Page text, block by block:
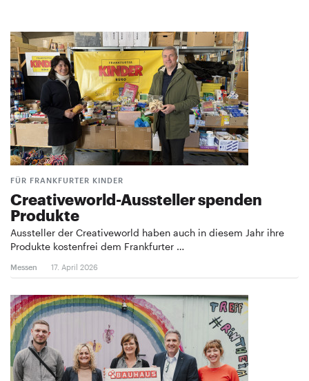
FÜR FRANKFURTER KINDER
Creativeworld-Aussteller spenden
Produkte
Aussteller der Creativeworld haben auch in diesem Jahr ihre
Produkte kostenfrei dem Frankfurter …
Messen 17. April 2026